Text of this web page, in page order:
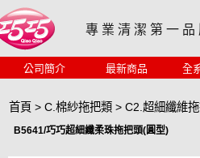
專 業 清 潔 第 一 品
公司簡介 最新商品 全
首頁 > C.棉紗拖把類 > C2.超細纖維
B5641/巧巧超細纖柔珠拖把頭(圓型)